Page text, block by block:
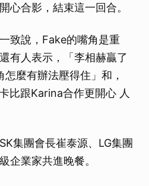
心合影，結束這一回合。
致說，Fake的嘴角是重
有人表示，「李相赫贏了
麼有辦法壓得住」和，
比跟Karina合作更開心 人
集團會長崔泰源、LG集團
企業家共進晚餐。